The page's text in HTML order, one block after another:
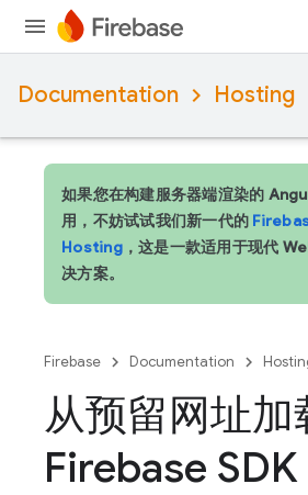
Documentation Hosting
如果您在构建服务器端渲染的
用，不妨试试我们新一代的
Hosting，这是一款适用于现代
决方案。
Firebase Documentation
从预留网址加
Firebase SDK